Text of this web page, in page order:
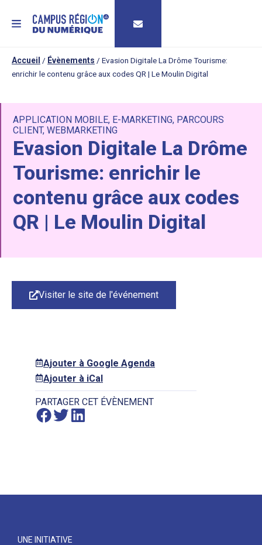
MENU
Accueil / Évènements / Evasion Digitale La Drôme Tourisme:
enrichir le contenu grâce aux codes QR | Le Moulin Digital
APPLICATION MOBILE, E-MARKETING, PARCOURS
CLIENT, WEBMARKETING
Evasion Digitale La Drôme
Tourisme: enrichir le
contenu grâce aux codes
QR | Le Moulin Digital
Visiter le site de l'événement
Ajouter à Google Agenda
Ajouter à iCal
PARTAGER CET ÉVÈNEMENT
UNE INITIATIVE